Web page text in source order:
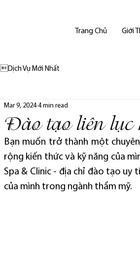
Trang Chủ Giới
Dịch Vụ Mới Nhất
Đào tạo liên lục
Mar 9, 2024 4 min read
Bạn muốn trở thành một
rộng kiến thức và kỹ năng của
Spa & Clinic - địa chỉ đào tạo uy
của mình trong ngành thẩm mỹ.